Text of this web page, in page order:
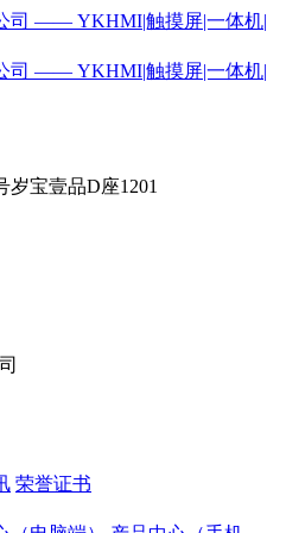
岁宝壹品D座1201
荣誉证书